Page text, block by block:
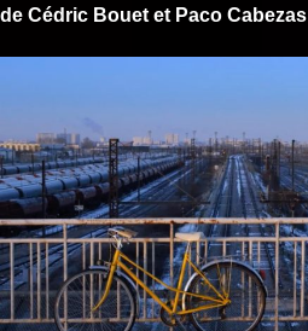
de Cédric Bouet et Paco Cabezas